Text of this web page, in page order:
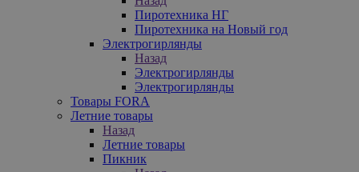
Пиротехника НГ
Пиротехника на Новый год
Электрогирлянды
Назад
Электрогирлянды
Электрогирлянды
Товары FORA
Летние товары
Назад
Летние товары
Пикник